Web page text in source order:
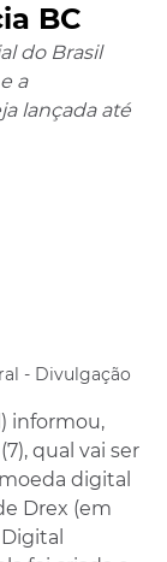
BC
do Brasil
a
lançada até
- Divulgação
informou,
qual vai ser
digital
Drex (em